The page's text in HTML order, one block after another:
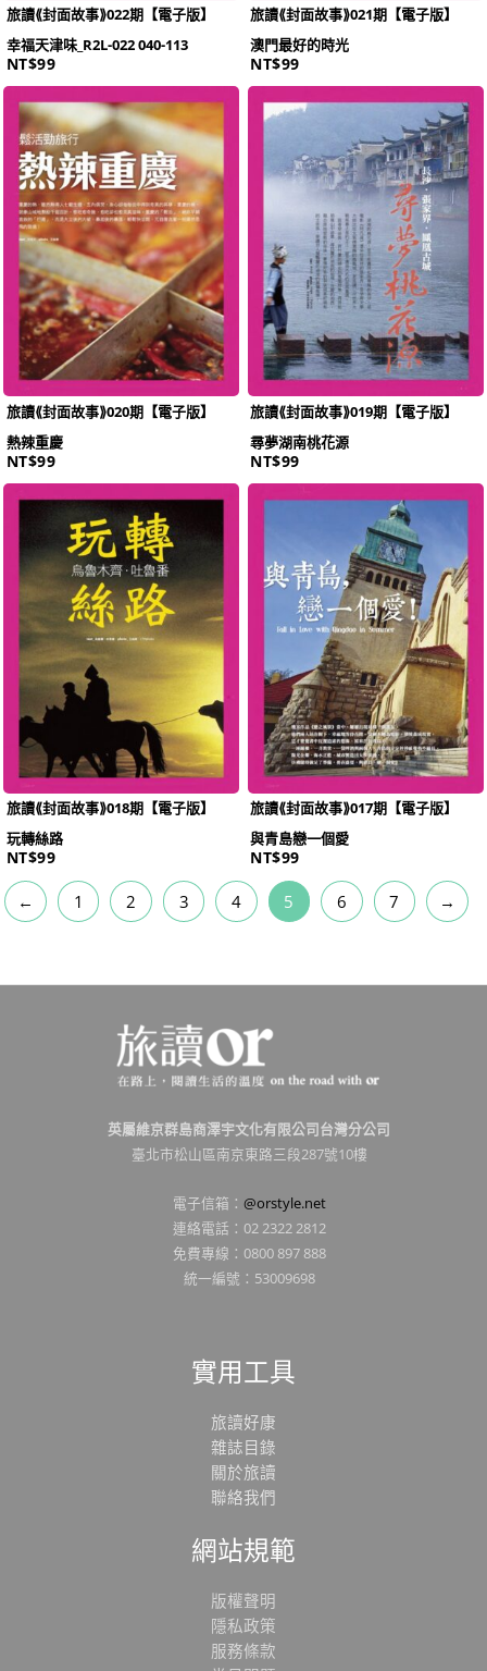
旅讀⟪封面故事⟫022期【電子版】
幸福天津味_R2L-022 040-113
NT$99
旅讀⟪封面故事⟫021期【電子版】
澳門最好的時光
NT$99
旅讀⟪封面故事⟫020期【電子版】
熱辣重慶
NT$99
旅讀⟪封面故事⟫019期【電子版】
尋夢湖南桃花源
NT$99
旅讀⟪封面故事⟫018期【電子版】
玩轉絲路
NT$99
旅讀⟪封面故事⟫017期【電子版】
與青島戀一個愛
NT$99
← 1 2 3 4 5 6 7 →
英屬維京群島商澤宇文化有限公司台灣分公司
臺北市松山區南京東路三段287號10樓
電子信箱： @orstyle.net
連絡電話：02 2322 2812
免費專線：0800 897 888
統一編號：53009698
實用工具
旅讀好康
雜誌目錄
關於旅讀
聯絡我們
網站規範
版權聲明
隱私政策
服務條款